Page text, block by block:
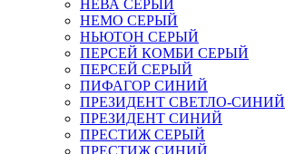
НЕВА СЕРЫЙ
НЕМО СЕРЫЙ
НЬЮТОН СЕРЫЙ
ПЕРСЕЙ КОМБИ СЕРЫЙ
ПЕРСЕЙ СЕРЫЙ
ПИФАГОР СИНИЙ
ПРЕЗИДЕНТ СВЕТЛО-СИНИЙ
ПРЕЗИДЕНТ СИНИЙ
ПРЕСТИЖ СЕРЫЙ
ПРЕСТИЖ СИНИЙ